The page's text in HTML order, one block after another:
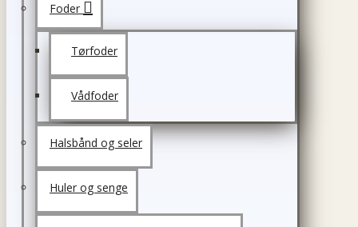
Foder
Tørfoder
Vådfoder
Halsbånd og seler
Huler og senge